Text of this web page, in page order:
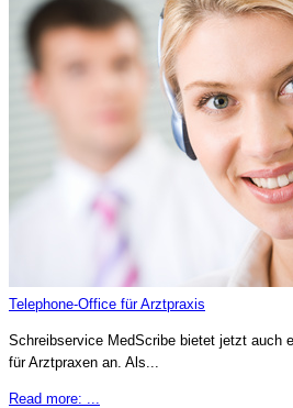
Telephone-Office für Arztpraxis
Schreibservice MedScribe bietet jetzt auch
für Arztpraxen an. Als...
Read more: ...